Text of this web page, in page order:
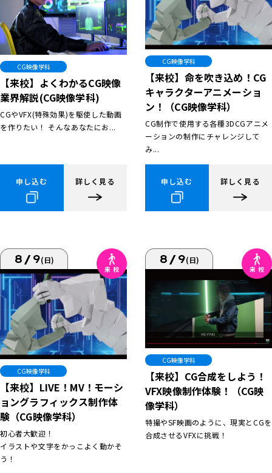
CG映像学科
【来校】よくわかるCG映像
業界解説(CG映像学科)
CGやVFX(特殊効果)を駆使した動画
を作りたい！ そんなあなたにお...
申し込む 詳しく見る
CG映像学科
【来校】命を吹き込め！CG
キャラクターアニメーショ
ン！（CG映像学科）
CG制作で使用する各種3DCGアニメ
ーションの制作にチャレンジして
み...
申し込む 詳しく見る
8/9(日)
CG映像学科
【来校】LIVE！MV！モーシ
ョングラフィックス制作体
験（CG映像学科）
初心者大歓迎！
イラストや文字をかっこよく動かそ
う！
8/9(日)
CG映像学科
【来校】CG合成をしよう！
VFX映像制作体験！（CG映
像学科）
特撮やSF映画のように、現実とCGを
合成させるVFXに挑戦！